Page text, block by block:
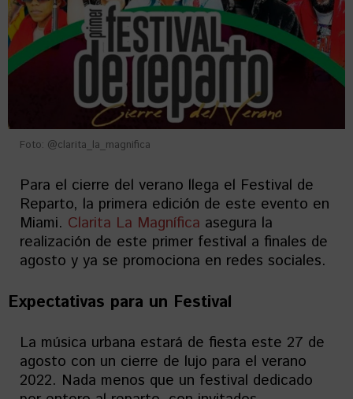
Foto: @clarita_la_magnifica
Para el cierre del verano llega el Festival de
Reparto, la primera edición de este evento en
Miami. Clarita La Magnífica asegura la
realización de este primer festival a finales de
agosto y ya se promociona en redes sociales.
Expectativas para un Festival
La música urbana estará de fiesta este 27 de
agosto con un cierre de lujo para el verano
2022. Nada menos que un festival dedicado